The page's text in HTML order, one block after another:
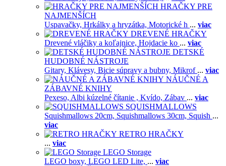
HRAČKY PRE
NAJMENŠÍCH
Uspavačky, Hrkálky a hryzátka, Motorické h ... viac
DREVENÉ HRAČKY
Drevené vláčiky a koľajnice, Hojdacie ko ... viac
DETSKÉ
HUDOBNÉ NÁSTROJE
Gitary, Klávesy, Bicie súpravy a bubny, Mikrof ... viac
NÁUČNÉ A
ZÁBAVNÉ KNIHY
Pexeso, Albi kúzelné čítanie , Kvído, Zábav ... viac
SQUISHMALLOWS
Squishmallows 20cm, Squishmallows 30cm, Squish ...
viac
RETRO HRAČKY
... viac
LEGO Storage
LEGO boxy, LEGO LED Lite, ... viac